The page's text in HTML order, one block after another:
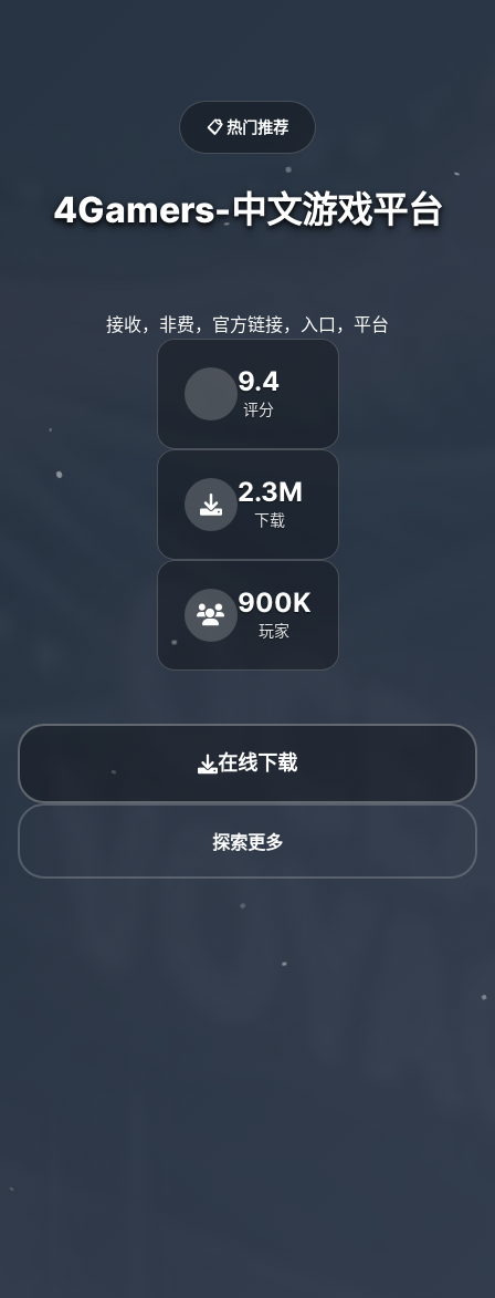
📋 热门推荐
4Gamers-中文游戏平台
接收，非费，官方链接，入口，平台
9.4
评分
2.3M
下载
900K
玩家
在线下载
探索更多